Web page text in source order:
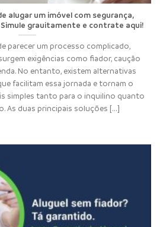
alugar um imóvel com segurança,
Simule grauitamente e contrate aqui!
parecer um processo complicado,
exigências como fiador, caução
No entanto, existem alternativas
facilitam essa jornada e tornam o
simples tanto para o inquilino quanto
As duas principais soluções [...]